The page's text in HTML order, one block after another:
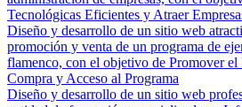
Tecnológicas Eficientes y Atraer
Diseño y desarrollo de un sitio web
promoción y venta de un programa de
flamenco, con el objetivo de Promover
Compra y Acceso al Programa
Diseño y desarrollo de un sitio web